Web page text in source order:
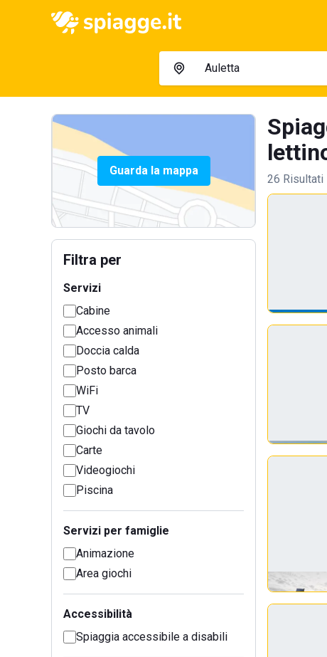
Guarda la mappa
Filtra per
Servizi
Cabine
Accesso animali
Doccia calda
Posto barca
WiFi
TV
Giochi da tavolo
Carte
Videogiochi
Piscina
Servizi per famiglie
Animazione
Area giochi
Accessibilità
Spiaggia accessibile a disabili
26 Risultati